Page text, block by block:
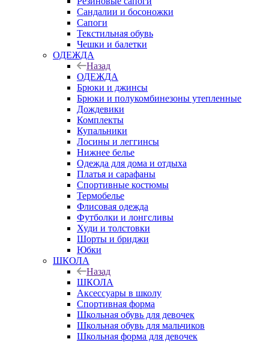
Сандалии и босоножки
Сапоги
Текстильная обувь
Чешки и балетки
ОДЕЖДА
Назад
ОДЕЖДА
Брюки и джинсы
Брюки и полукомбинезоны утепленные
Дождевики
Комплекты
Купальники
Лосины и леггинсы
Нижнее белье
Одежда для дома и отдыха
Платья и сарафаны
Спортивные костюмы
Термобелье
Флисовая одежда
Футболки и лонгсливы
Худи и толстовки
Шорты и бриджи
Юбки
ШКОЛА
Назад
ШКОЛА
Аксессуары в школу
Спортивная форма
Школьная обувь для девочек
Школьная обувь для мальчиков
Школьная форма для девочек